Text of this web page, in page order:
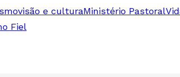
e culturaMinistério Pastoral
Fiel